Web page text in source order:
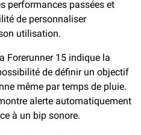
performances passées et
de personnaliser
utilisation.
Forerunner 15 indique la
de définir un objectif
même par temps de pluie.
alerte automatiquement
à un bip sonore.